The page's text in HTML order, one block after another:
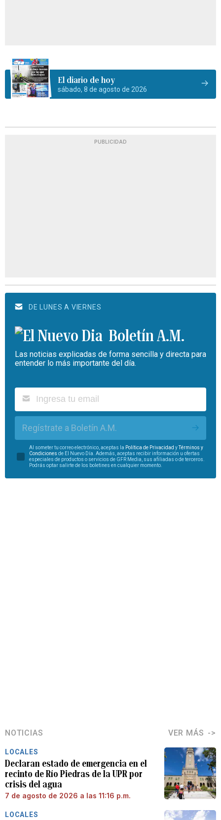
El diario de hoy
sábado, 8 de agosto de 2026
PUBLICIDAD
DE LUNES A VIERNES
Boletín A.M.
Las noticias explicadas de forma sencilla y directa para
entender lo más importante del día.
Regístrate a Boletín A.M.
Al someter tu correo electrónico, aceptas la Política de Privacidad yTérminos y
Condiciones de El Nuevo Día. Además, aceptas recibir información u ofertas
especiales de productos o servicios de GFR Media, sus afiliadas o de terceros.
Podrás optar salirte de los boletines en cualquier momento.
NOTICIAS VER MÁS
LOCALES
Declaran estado de emergencia en el
recinto de Río Piedras de la UPR por
crisis del agua
7 de agosto de 2026 a las 11:16 p.m.
LOCALES